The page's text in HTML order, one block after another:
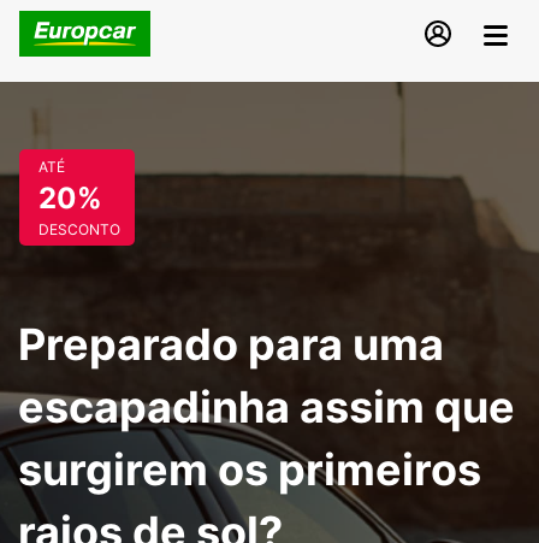
ATÉ
20%
DESCONTO
Preparado para uma
escapadinha assim que
surgirem os primeiros
raios de sol?